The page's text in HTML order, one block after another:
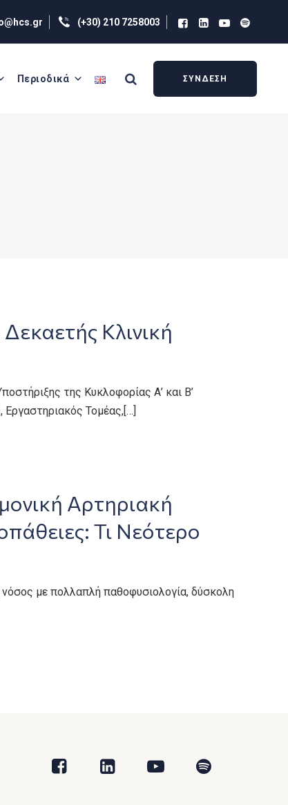
(+30) 210 7258003
Περιοδικά ΣΥΝΔΕΣΗ
Κλινική
της Κυκλοφορίας Α’ και Β’
Εργαστηριακός Τομέας,[…]
Αρτηριακή
Τι Νεότερο
νόσος με πολλαπλή παθοφυσιολογία, δύσκολη